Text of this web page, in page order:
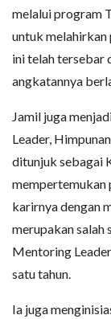
melalui program
untuk melahirkan
ini telah tersebar
angkatannya
Jamil juga
Leader,
ditunjuk sebagai
mempertemukan
karirnya dengan
merupakan salah
Mentoring
satu tahun.
Ia juga